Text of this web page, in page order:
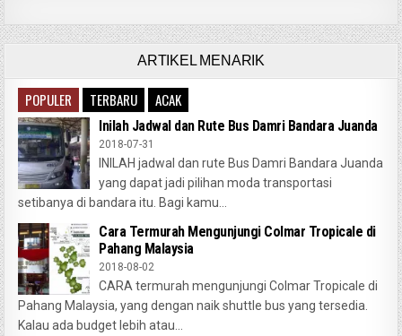
ARTIKEL MENARIK
POPULER TERBARU ACAK
Inilah Jadwal dan Rute Bus Damri Bandara Juanda
2018-07-31
INILAH jadwal dan rute Bus Damri Bandara Juanda
yang dapat jadi pilihan moda transportasi
setibanya di bandara itu. Bagi kamu...
Cara Termurah Mengunjungi Colmar Tropicale di
Pahang Malaysia
2018-08-02
CARA termurah mengunjungi Colmar Tropicale di
Pahang Malaysia, yang dengan naik shuttle bus yang tersedia.
Kalau ada budget lebih atau...